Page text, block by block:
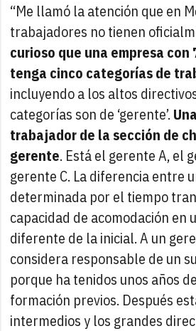
“Me llamó la atención que en
trabajadores no tienen
curioso que una empresa
tenga cinco categorías de
incluyendo a los altos
categorías son de ‘gerente’.
trabajador de la sección de
gerente. Está el gerente A, el
gerente C. La diferencia entre
determinada por el tiempo
capacidad de acomodación en
diferente de la inicial. A un
considera responsable de un
porque ha tenidos unos años
formación previos. Después
intermedios y los grandes